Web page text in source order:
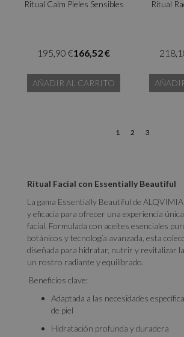
Ritual Calm Pieles Sensibles
166,52 €
195,90 €
AÑADIR AL CARRITO
Ritual
You're
page
1 Página
2 Página
3
Ritual Facial con Essentially Beautiful
La gama Essentially Beautiful de
y eficacia para ofrecer una experiencia
facial. Formulada con aceites esenciales
botánicos y tecnología avanzada, esta
diseñada para hidratar, nutrir y revitalizar
un rostro radiante y equilibrado.
Beneficios clave:
Adaptada a las necesidades
de piel
Hidratación profunda y duradera